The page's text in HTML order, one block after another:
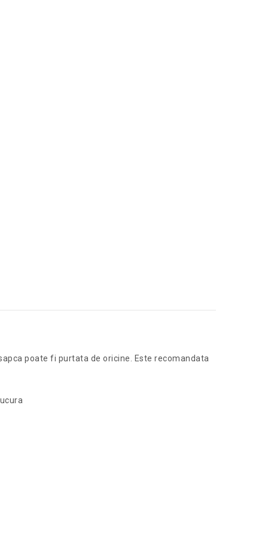
poate fi purtata de oricine. Este recomandata